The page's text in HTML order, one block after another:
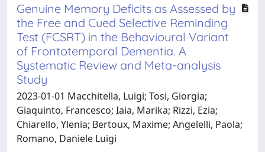
Genuine Memory Deficits as Assessed by
the Free and Cued Selective Reminding
Test (FCSRT) in the Behavioural Variant
of Frontotemporal Dementia. A
Systematic Review and Meta-analysis
Study
2023-01-01 Macchitella, Luigi; Tosi, Giorgia;
Giaquinto, Francesco; Iaia, Marika; Rizzi, Ezia;
Chiarello, Ylenia; Bertoux, Maxime; Angelelli, Paola;
Romano, Daniele Luigi